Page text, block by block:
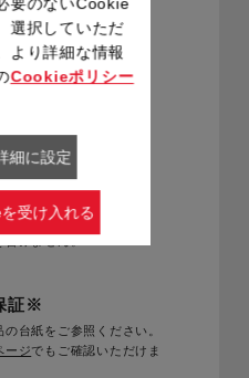
い
証※
台紙をご参照ください。
ージでもご確認いただけま
要のないCookie
選択していただ
より詳細な情報
Cookieポリシー
細に設定
受け入れる